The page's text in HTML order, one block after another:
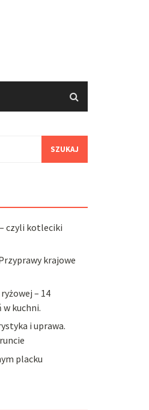
czyli kotleciki
krajowe
– 14
w kuchni.
i uprawa.
placku